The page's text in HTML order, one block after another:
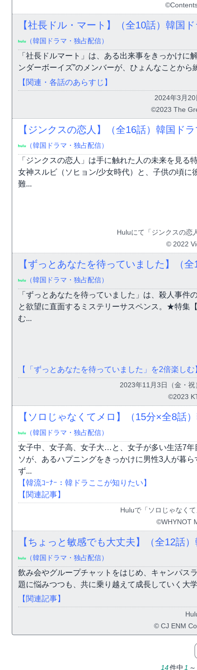
【社長ドル・マート】（全10話）韓国
（韓国ドラマ・独占配信）
「社長ドルマート」は、ある出来事をきっかけに
ンダーボーイズ”のメンバーが、ひょんなことか
【関連・各話のあらすじ】
2024年3月
©2023 The
【ジンクスの恋人】（全16話）韓国ド
（韓国ドラマ・独占配信）
「ジンクスの恋人」は手に触れた人の未来を見
女神スルビ（ソヒョン/少女時代）と、子供の頃に
難...
Huluにて「ジンクスの恋
© 2022
【ずっとあなたを待っていました】（
（韓国ドラマ・独占配信）
「ずっとあなたを待っていました」は、殺人事
と欲望に直面するミステリーサスペンス。★特集
む...
【「ずっとあなたを待っていました」を2倍楽しむ
2023年11月3日（金・
©2023
【ソロじゃなくてメロ】（15分×全8話
（韓国ドラマ・独占配信）
女子中、女子高、女子大…と、女子が多い生活7
ソが、あるハプニングをきっかけに男性3人が暮
ず...
【韓流ｺｰﾅｰ：韓ドラここが知りたい】
【関連記事】
Huluで「ソロじゃなく
©︎WHYNOT
【ちょっと敏感でも大丈夫】（全12話
（韓国ドラマ・独占配信）
飲み会やグループチャットをはじめ、キャンパス
題に悩みつつも、共に乗り越えて成長していく大
【関連記事】
© CJ ENM
14件中 1 ～